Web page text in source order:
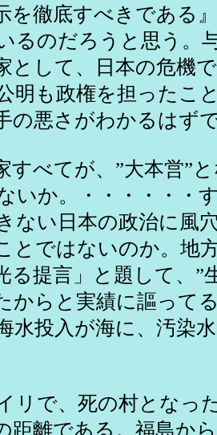
を徹底すべきである
るのだろうと思う。
として、日本の危機
明も政権を担ったこ
の悪さがわかるはず
べてが、”大本営”
いか。・・・・・・
ない日本の政治に風
とではないのか。地
る提言」と題して、”
からと実績に謳って
水投入が海に、汚染
リで、死の村となっ
距離である。福島か